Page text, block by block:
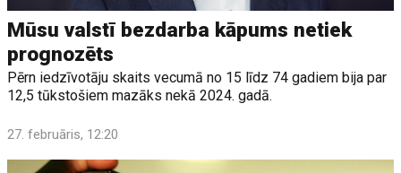
Mūsu valstī bezdarba kāpums netiek
prognozēts
Pērn iedzīvotāju skaits vecumā no 15 līdz 74 gadiem bija par
12,5 tūkstošiem mazāks nekā 2024. gadā.
27. februāris, 12:20